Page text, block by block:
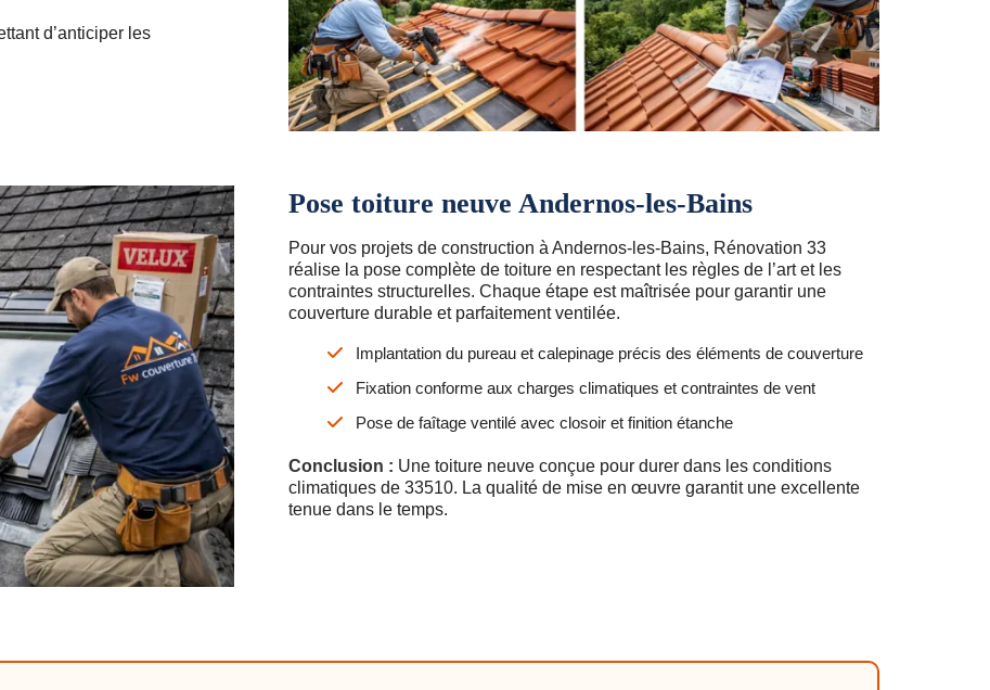
d’anticiper les
Pose toiture neuve Andernos-les-Bains
Pour vos projets de construction à Andernos-les-Bains, Rénovation 33
réalise la pose complète de toiture en respectant les règles de l’art et les
contraintes structurelles. Chaque étape est maîtrisée pour garantir une
couverture durable et parfaitement ventilée.
Implantation du pureau et calepinage précis des éléments de couverture
Fixation conforme aux charges climatiques et contraintes de vent
Pose de faîtage ventilé avec closoir et finition étanche
Conclusion : Une toiture neuve conçue pour durer dans les conditions
climatiques de 33510. La qualité de mise en œuvre garantit une excellente
tenue dans le temps.